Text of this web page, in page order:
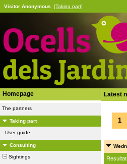
Visitor Anonymous [Taking part]
Homepage
The partners
Taking part
- User guide
Consulting
Sightings
Latest
1